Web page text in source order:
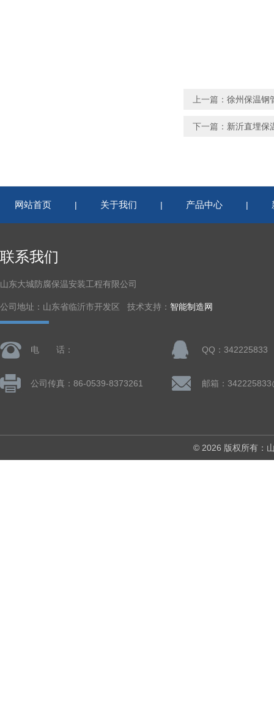
上一篇： 徐州保温钢
下一篇： 新沂直埋保
网站首页 | 关于我们 | 产品中心 |
联系我们
山东大城防腐保温安装工程有限公司
公司地址：山东省临沂市开发区 技术支持： 智能制造网
电 话： QQ：342225833
公司传真：86-0539-8373261 邮箱：
© 2026 版权所有：